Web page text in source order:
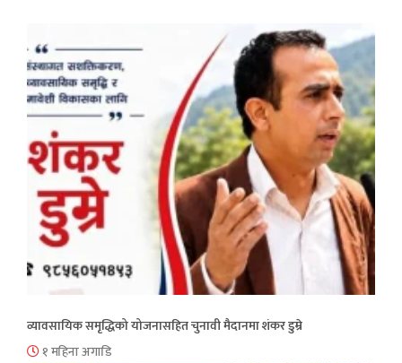
व्यावसायिक समृद्धिको योजनासहित चुनावी मैदानमा शंकर डुम्रे
१ महिना अगाडि